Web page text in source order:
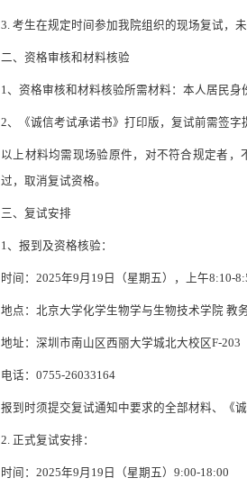
3. 考生在规定时间参加我院组织的现场复试，
二、资格审核和材料核验
1、资格审核和材料核验所需材料：本人居民身
2、《诚信考试承诺书》打印版，复试前需签字
以上材料均需现场验原件，对不符合规定者
过，取消复试资格。
三、复试安排
1、 报到及资格核验：
时间： 2025年9月 19 日（星期 五 ），上午8:10-
地点：北京大学化学生物学与生物技术学院 教
地址：深圳市南山区西丽大学城北大校区F-203
电话： 0755-26033164
报到时须提交复试通知中要求的全部材料、《诚
2. 正式复试安排：
时间： 2025年9月 19 日（星期 五 ） 9:00-18:00